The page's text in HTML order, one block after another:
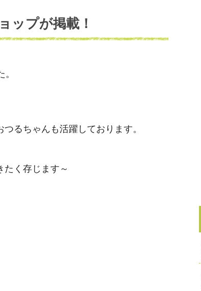
ップが掲載！
るちゃんも活躍しております。
く存じます～